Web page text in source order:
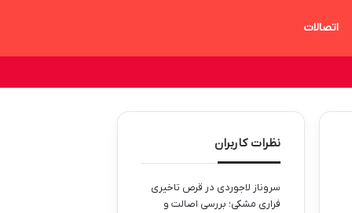
اتصالات
نظرات کاربران
سروناز لاجوردی در قرص تاخیری
فراری مشکی؛ بررسی اصالت و